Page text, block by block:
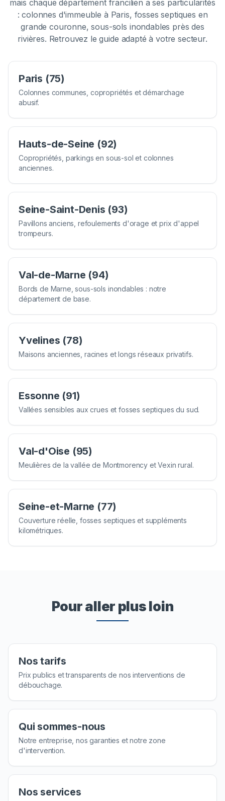
mais chaque département francilien a ses particularités
: colonnes d'immeuble à Paris, fosses septiques en
grande couronne, sous-sols inondables près des
rivières. Retrouvez le guide adapté à votre secteur.
Paris (75)
Colonnes communes, copropriétés et démarchage
abusif.
Hauts-de-Seine (92)
Copropriétés, parkings en sous-sol et colonnes
anciennes.
Seine-Saint-Denis (93)
Pavillons anciens, refoulements d'orage et prix d'appel
trompeurs.
Val-de-Marne (94)
Bords de Marne, sous-sols inondables : notre
département de base.
Yvelines (78)
Maisons anciennes, racines et longs réseaux privatifs.
Essonne (91)
Vallées sensibles aux crues et fosses septiques du sud.
Val-d'Oise (95)
Meulières de la vallée de Montmorency et Vexin rural.
Seine-et-Marne (77)
Couverture réelle, fosses septiques et suppléments
kilométriques.
Pour aller plus loin
Nos tarifs
Prix publics et transparents de nos interventions de
débouchage.
Qui sommes-nous
Notre entreprise, nos garanties et notre zone
d'intervention.
Nos services